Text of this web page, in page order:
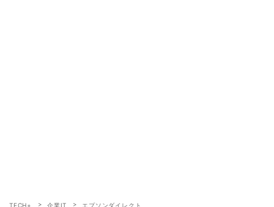
TECH+ 企業IT
エプソンダイレクト